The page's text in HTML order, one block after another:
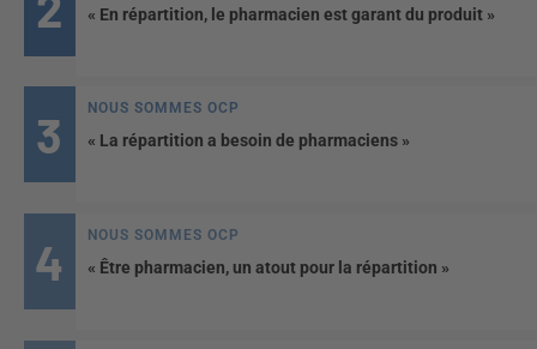
« En répartition, le pharmacien est garant du produit »
NOUS SOMMES OCP
« La répartition a besoin de pharmaciens »
NOUS SOMMES OCP
« Être pharmacien, un atout pour la répartition »